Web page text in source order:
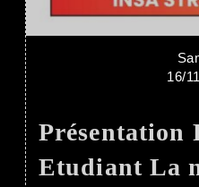
16/
Présentation
Etudiant La